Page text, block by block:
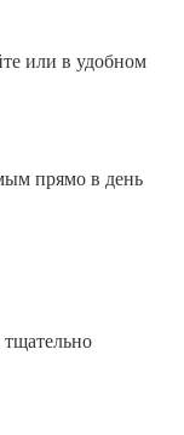
или в удобном
прямо в день